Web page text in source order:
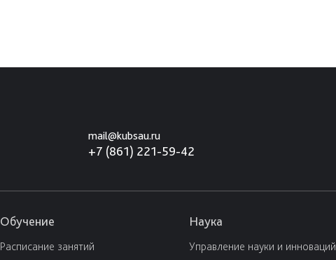
mail@kubsau.ru
+7 (861) 221-59-42
Обучение
Расписание занятий
Наука
Управление науки и инноваций